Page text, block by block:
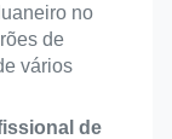
no
de
vários
de